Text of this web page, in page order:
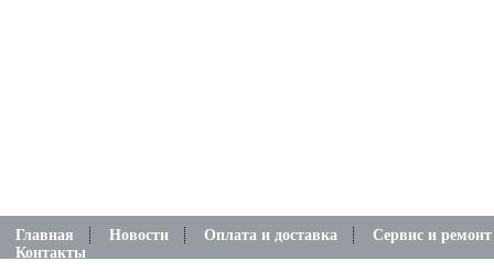
Главная Новости Оплата и доставка
Сервис и ремонт
Контакты